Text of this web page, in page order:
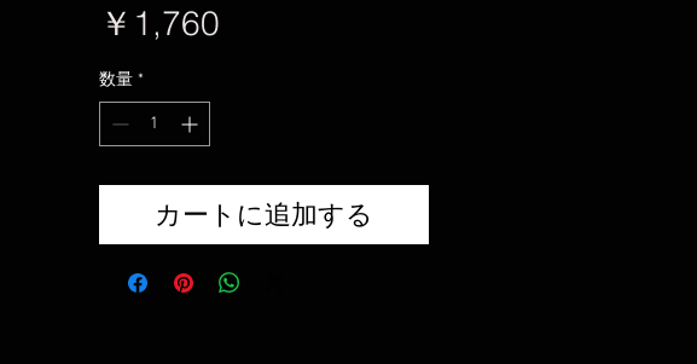
￥1,760価
数量 *
カートに追加する